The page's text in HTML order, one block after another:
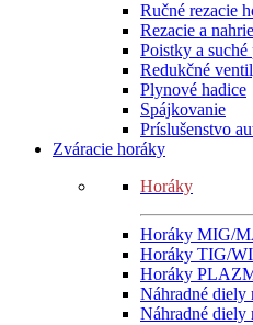
Ručné rezacie
Rezacie a
Poistky a
Redukčné
Plynové hadice
Spájkovanie
Príslušenstvo
Zváracie horáky
Horáky
Horáky MIG/
Horáky TIG/
Horáky
Náhradné
Náhradné